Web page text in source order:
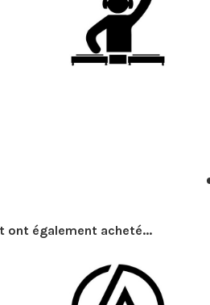
ont également acheté...